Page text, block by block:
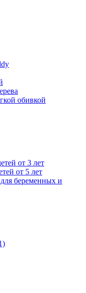
обивкой
от 3 лет
от 5 лет
беременных и